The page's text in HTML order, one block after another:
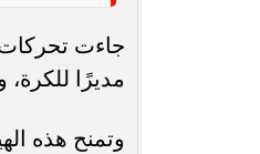
جاءت تحركات
مديرًا
وتمنح هذه